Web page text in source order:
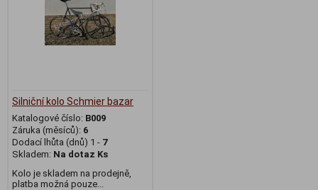
Silniční kolo Schmier bazar
Katalogové číslo: B009
Záruka (měsíců): 6
Dodací lhůta (dnů) 1 - 7
Skladem: Na dotaz Ks
Kolo je skladem na prodejně,
platba možná pouze...